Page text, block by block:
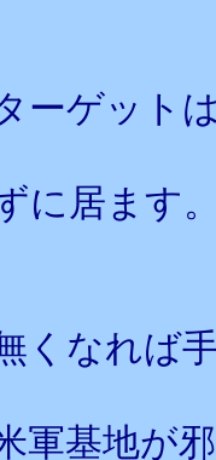
ーゲット
に居ます
くなれば
軍基地が